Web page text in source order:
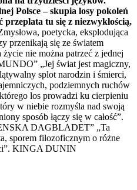
Polsce – skupia losy pokoleń
tu się z niezwykłością,
poetycka, eksplodująca
przenikają się ze światem
nie można patrzeć z jednej
„Jej świat jest magiczny,
splot narodzin i śmierci,
podziemnych ruchów
los prowadzi ku cierpieniu
w niebie rozmyśla nad swoją
sposób łączy się w całość”.
DAGBLADET” „Ta
sporem filozoficznym o różne
KINGA DUNIN